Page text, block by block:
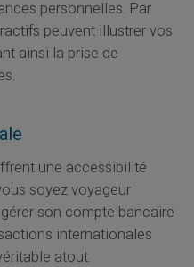
personnelles. Par
peuvent illustrer vos
ainsi la prise de
une accessibilité
soyez voyageur
son compte bancaire
internationales
atout.